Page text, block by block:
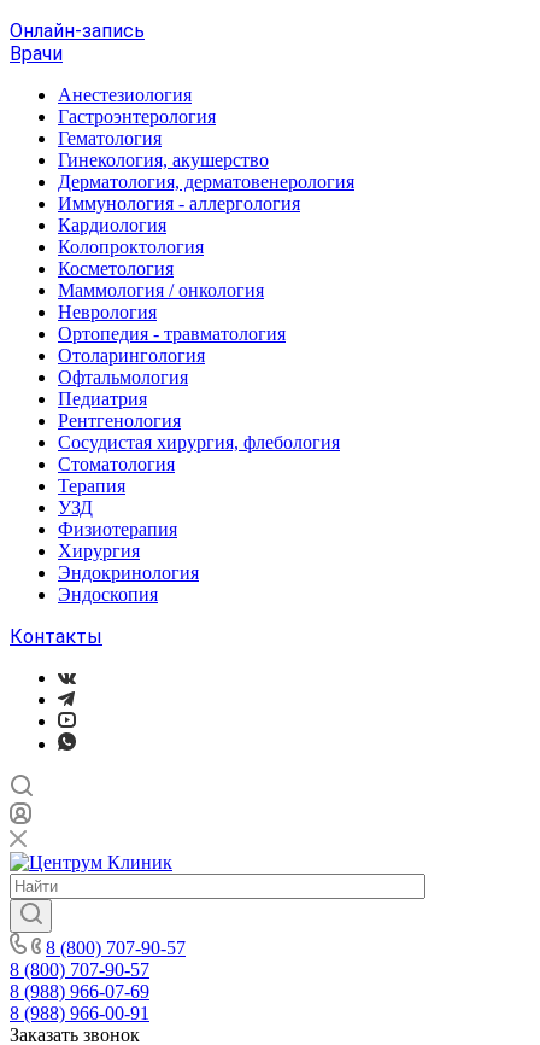
Онлайн-запись
Врачи
Анестезиология
Гастроэнтерология
Гематология
Гинекология, акушерство
Дерматология, дерматовенерология
Иммунология - аллергология
Кардиология
Колопроктология
Косметология
Маммология / онкология
Неврология
Ортопедия - травматология
Отоларингология
Офтальмология
Педиатрия
Рентгенология
Сосудистая хирургия, флебология
Стоматология
Терапия
УЗД
Физиотерапия
Хирургия
Эндокринология
Эндоскопия
Контакты
8 (800) 707-90-57
8 (800) 707-90-57
8 (988) 966-07-69
8 (988) 966-00-91
Заказать звонок